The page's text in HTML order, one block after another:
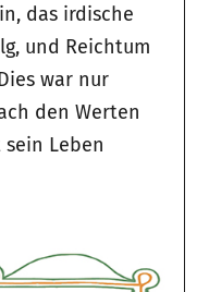
das irdische
und Reichtum
war nur
den Werten
Leben